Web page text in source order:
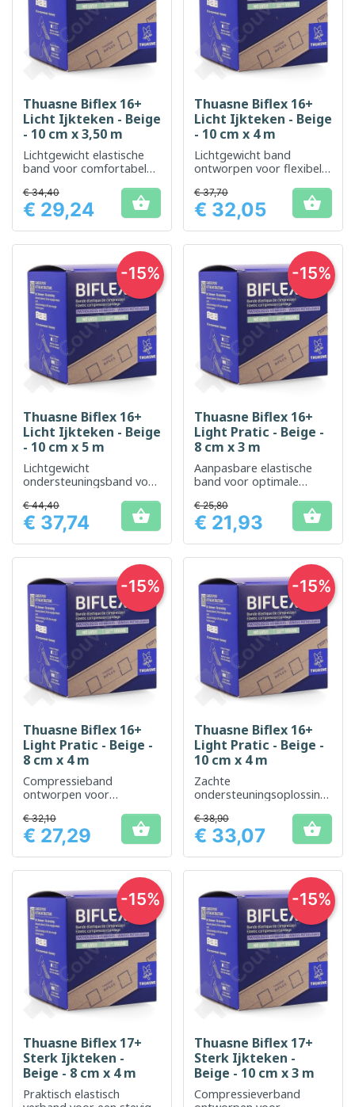
Thuasne Biflex 16+
Licht Ijkteken - Beige
- 10 cm x 3,50 m
Lichtgewicht elastische
band voor comfortabele
effectieve compressie
Prijs
€ 34,40
€ 29,24 
Thuasne Biflex 16+
Licht Ijkteken - Beige
- 10 cm x 4 m
Lichtgewicht band
ontworpen voor flexibele
ondersteuning
Prijs
€ 37,70
€ 32,05 
Thuasne Biflex 16+
Licht Ijkteken - Beige
- 10 cm x 5 m
Lichtgewicht
ondersteuningsband voor
Prijs
€ 44,40
€ 37,74 
-15%
Thuasne Biflex 16+
Light Pratic - Beige -
8 cm x 3 m
Aanpasbare elastische
band voor optimale
compressie
Prijs
€ 25,80
€ 21,93 
-15%
Thuasne Biflex 16+
Light Pratic - Beige -
8 cm x 4 m
Compressieband
ontworpen voor
comfortabele
ondersteuning
Prijs
€ 32,10
€ 27,29 
-15%
Thuasne Biflex 16+
Light Pratic - Beige -
10 cm x 4 m
Zachte
ondersteuningsoplossing
comfortabele
ondersteuning
Prijs
€ 38,90
€ 33,07 
-15%
Thuasne Biflex 17+
Sterk Ijkteken -
Beige - 8 cm x 4 m
Praktisch elastisch
-15%
Thuasne Biflex 17+
Sterk Ijkteken -
Beige - 10 cm x 3 m
Compressieverband
-15%